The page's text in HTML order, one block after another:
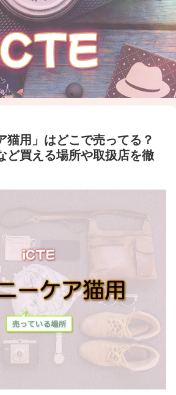
猫用」はどこで売ってる？
ど買える場所や取扱店を徹